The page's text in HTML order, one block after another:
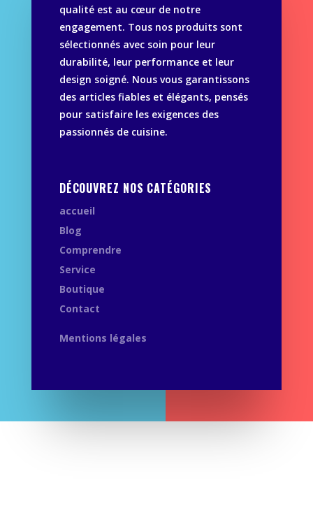
qualité est au cœur de notre
engagement. Tous nos produits sont
sélectionnés avec soin pour leur
durabilité, leur performance et leur
design soigné. Nous vous garantissons
des articles fiables et élégants, pensés
pour satisfaire les exigences des
passionnés de cuisine.
DÉCOUVREZ NOS CATÉGORIES
accueil
Blog
Comprendre
Service
Boutique
Contact
Mentions légales